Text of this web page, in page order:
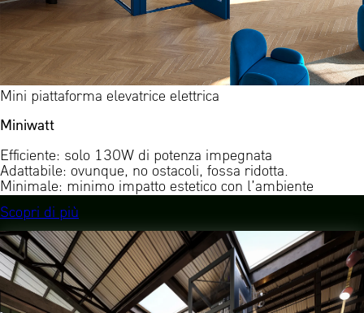
Mini piattaforma elevatrice elettrica
Miniwatt
Efficiente: solo 130W di potenza impegnata
Adattabile: ovunque, no ostacoli, fossa ridotta.
Minimale: minimo impatto estetico con l’ambiente
Scopri di più